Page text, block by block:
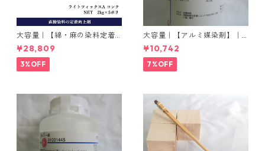
大容量｜【綿・麻の染料定着
向上剤】｜2kg×5本｜ライト
フィックスAコンク
¥28,809
3%OFF
大容量｜【アルミ媒染剤】｜5
00g−3本入り｜塩化アルミニ
ウム
¥10,742
7%OFF